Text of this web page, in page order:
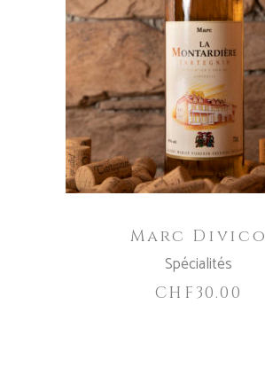
AJOUTER AU PANIER
Marc Divico
Spécialités
CHF 30.00